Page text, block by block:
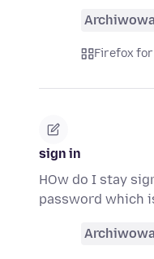
Firefox for
sign in
HOw do I stay
password which